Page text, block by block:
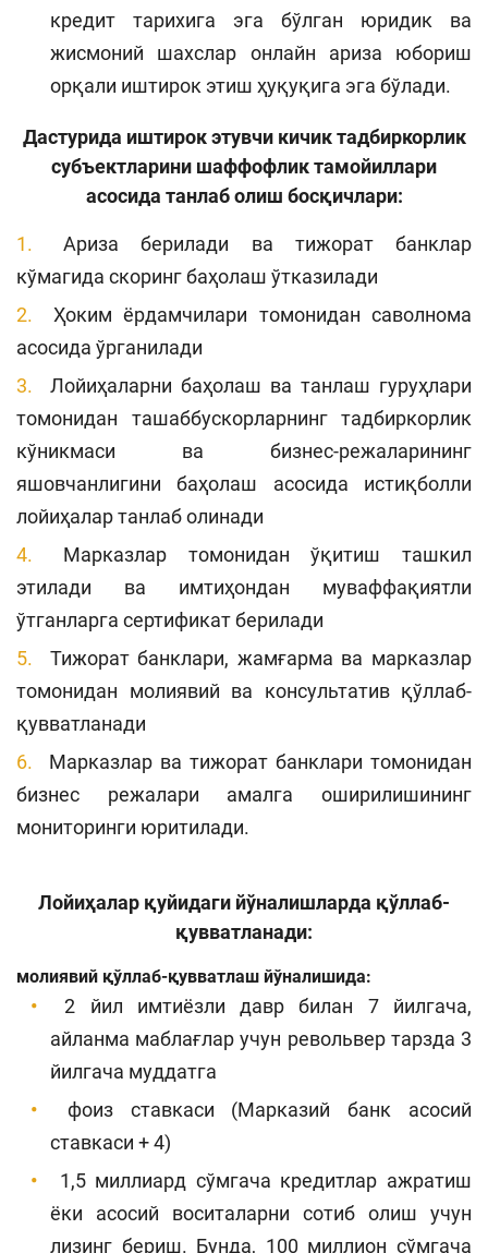
кредит тарихига эга бўлган юридик ва
жисмоний шахслар онлайн ариза юбориш
орқали иштирок этиш ҳуқуқига эга бўлади.
Дастурида иштирок этувчи кичик тадбиркорлик
субъектларини шаффофлик тамойиллари
асосида танлаб олиш босқичлари:
Ариза берилади ва тижорат банклар
кўмагида скоринг баҳолаш ўтказилади
Ҳоким ёрдамчилари томонидан саволнома
асосида ўрганилади
Лойиҳаларни баҳолаш ва танлаш гуруҳлари
томонидан ташаббускорларнинг тадбиркорлик
кўникмаси ва бизнес-режаларининг
яшовчанлигини баҳолаш асосида истиқболли
лойиҳалар танлаб олинади
Марказлар томонидан ўқитиш ташкил
этилади ва имтиҳондан муваффақиятли
ўтганларга сертификат берилади
Тижорат банклари, жамғарма ва марказлар
томонидан молиявий ва консультатив қўллаб-
қувватланади
Марказлар ва тижорат банклари томонидан
бизнес режалари амалга оширилишининг
мониторинги юритилади.
Лойиҳалар қуйидаги йўналишларда қўллаб-
қувватланади:
молиявий қўллаб-қувватлаш йўналишида:
2 йил имтиёзли давр билан 7 йилгача,
айланма маблағлар учун револьвер тарзда 3
йилгача муддатга
фоиз ставкаси (Марказий банк асосий
ставкаси + 4)
1,5 миллиард сўмгача кредитлар ажратиш
ёки асосий воситаларни сотиб олиш учун
лизинг бериш. Бунда, 100 миллион сўмгача